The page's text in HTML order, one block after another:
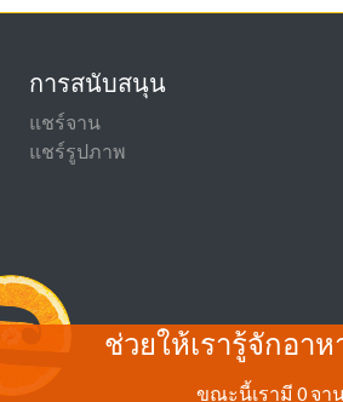
การสนับสนุน
แชร์จาน
แชร์รูปภาพ
ช่วยให้เรารู้จักอา
ขณะนี้เรามี 0 จา